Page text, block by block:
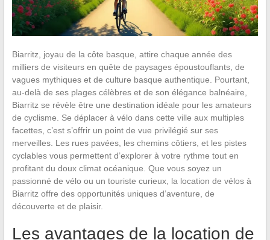
Biarritz, joyau de la côte basque, attire chaque année des
milliers de visiteurs en quête de paysages époustouflants, de
vagues mythiques et de culture basque authentique. Pourtant,
au-delà de ses plages célèbres et de son élégance balnéaire,
Biarritz se révèle être une destination idéale pour les amateurs
de cyclisme. Se déplacer à vélo dans cette ville aux multiples
facettes, c’est s’offrir un point de vue privilégié sur ses
merveilles. Les rues pavées, les chemins côtiers, et les pistes
cyclables vous permettent d’explorer à votre rythme tout en
profitant du doux climat océanique. Que vous soyez un
passionné de vélo ou un touriste curieux, la location de vélos à
Biarritz offre des opportunités uniques d’aventure, de
découverte et de plaisir.
Les avantages de la location de